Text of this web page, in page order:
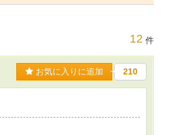
12 件
お気に入りに追加 210